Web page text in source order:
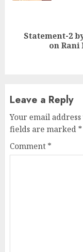
Next
Statement-2
on
Leave a Reply
Your email
fields are marked *
Comment *